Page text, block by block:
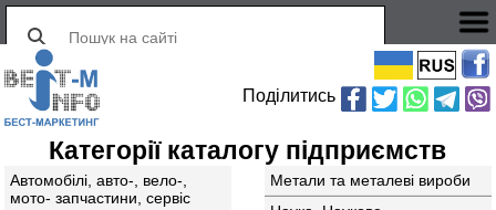
Поділитись
Категорії каталогу підприємств
Автомобілі, авто-, вело-,
мото- запчастини, сервіс
Метали та металевi вироби